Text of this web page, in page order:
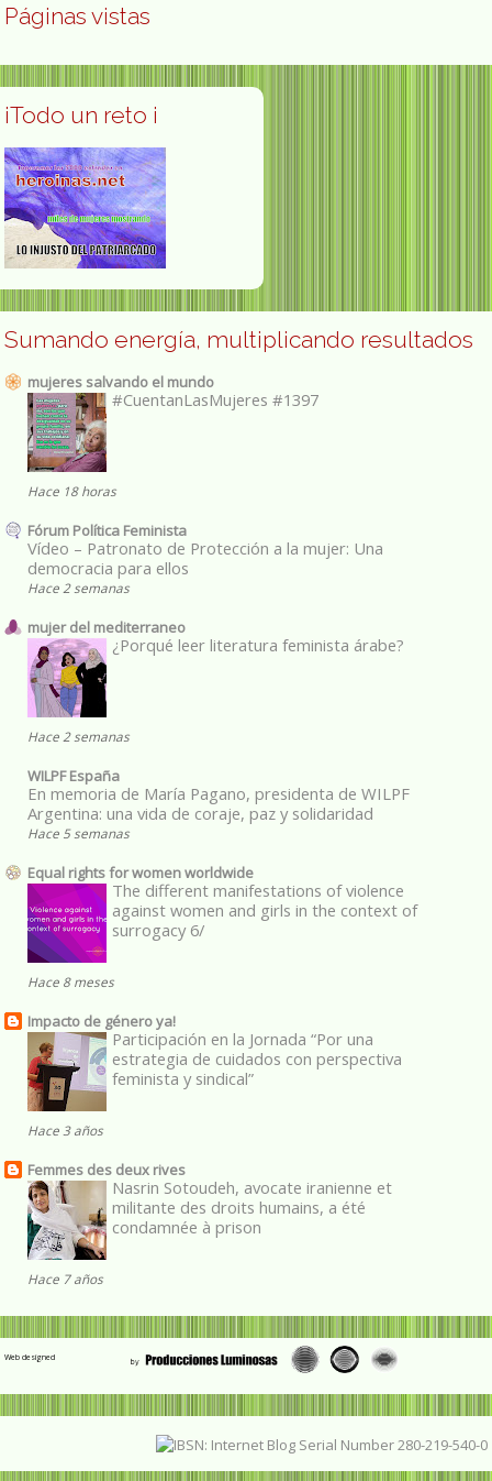
Páginas vistas
¡Todo un reto ¡
Sumando energía, multiplicando resultados
mujeres salvando el mundo
#CuentanLasMujeres #1397
Hace 18 horas
Fórum Política Feminista
Vídeo – Patronato de Protección a la mujer: Una
democracia para ellos
Hace 2 semanas
mujer del mediterraneo
¿Porqué leer literatura feminista árabe?
Hace 2 semanas
WILPF España
En memoria de María Pagano, presidenta de WILPF
Argentina: una vida de coraje, paz y solidaridad
Hace 5 semanas
Equal rights for women worldwide
The different manifestations of violence
against women and girls in the context of
surrogacy 6/
Hace 8 meses
Impacto de género ya!
Participación en la Jornada “Por una
estrategia de cuidados con perspectiva
feminista y sindical”
Hace 3 años
Femmes des deux rives
Nasrin Sotoudeh, avocate iranienne et
militante des droits humains, a été
condamnée à prison
Hace 7 años
Web designed